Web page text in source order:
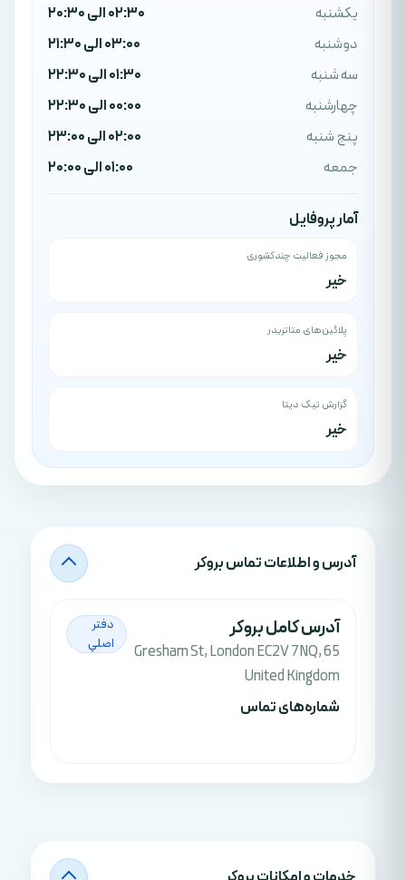
یکشنبه
02:30 الی 20:30
دوشنبه
03:00 الی 21:30
سه شنبه
01:30 الی 22:30
چهارشنبه
00:00 الی 22:30
پنج شنبه
02:00 الی 23:00
جمعه
01:00 الی 20:00
آمار پروفایل
مجوز فعالیت چندکشوری
خیر
پلاگین‌های متاتریدر
خیر
گزارش تیک دیتا
خیر
آدرس‌ و اطلاعات تماس بروکر
آدرس کامل بروکر
65 Gresham St, London EC2V 7NQ,
United Kingdom
دفتر
اصلي
شماره‌های تماس